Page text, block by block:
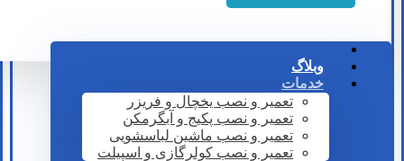
وبلاگ
خدمات
تعمیر و نصب یخچال و فریزر
تعمیر و نصب پکیج و آبگرمکن
تعمیر و نصب ماشین لباسشویی
تعمیر و نصب کولرگازی و اسپیلت